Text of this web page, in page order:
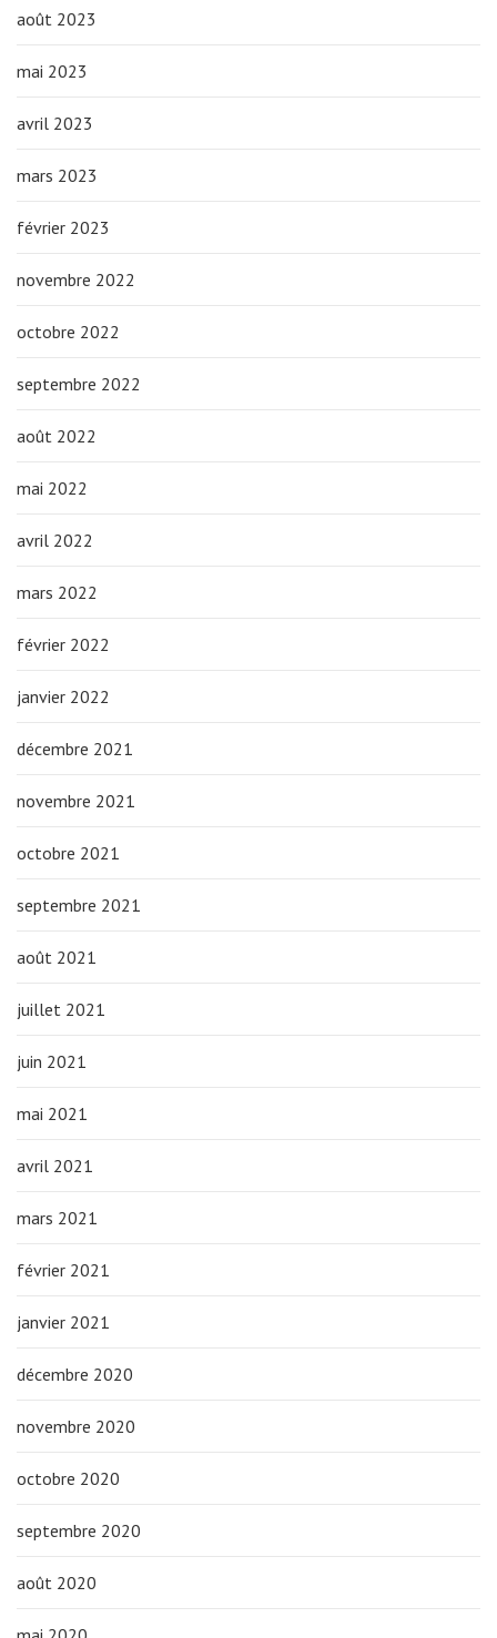
août 2023
mai 2023
avril 2023
mars 2023
février 2023
novembre 2022
octobre 2022
septembre 2022
août 2022
mai 2022
avril 2022
mars 2022
février 2022
janvier 2022
décembre 2021
novembre 2021
octobre 2021
septembre 2021
août 2021
juillet 2021
juin 2021
mai 2021
avril 2021
mars 2021
février 2021
janvier 2021
décembre 2020
novembre 2020
octobre 2020
septembre 2020
août 2020